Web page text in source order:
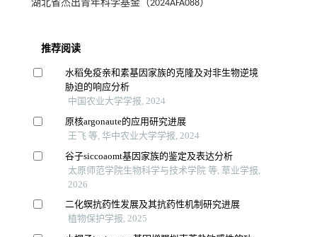
湖北省杰出青年科学基金（2024AFA088）